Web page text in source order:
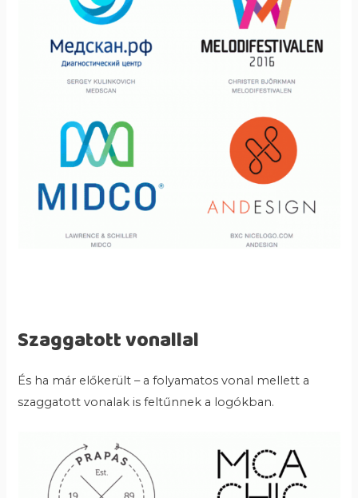
Szaggatott vonallal
És ha már előkerült – a folyamatos vonal mellett a
szaggatott vonalak is feltűnnek a logókban.